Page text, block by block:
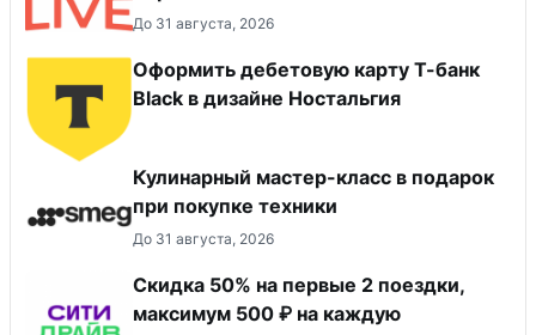
До 31 августа, 2026
Оформить дебетовую карту Т-банк
Black в дизайне Ностальгия
Кулинарный мастер-класс в подарок
при покупке техники
До 31 августа, 2026
Скидка 50% на первые 2 поездки,
максимум 500 ₽ на каждую